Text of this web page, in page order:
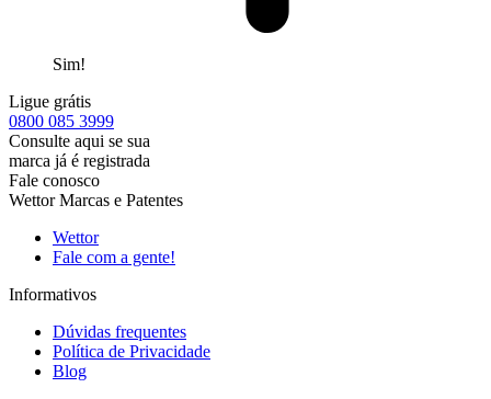
Sim!
Ligue grátis
0800 085 3999
Consulte aqui se sua
marca já é registrada
Fale conosco
Wettor Marcas e Patentes
Wettor
Fale com a gente!
Informativos
Dúvidas frequentes
Política de Privacidade
Blog